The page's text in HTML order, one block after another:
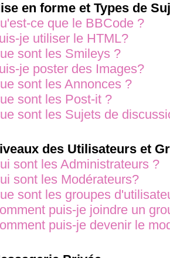
en forme et Types de
ce que le BBCode ?
je utiliser le HTML?
sont les Smileys ?
je poster des Images?
sont les Annonces ?
sont les Post-it ?
sont les Sujets de
des Utilisateurs et
sont les Administrateurs ?
sont les Modérateurs?
sont les groupes
puis-je joindre un
puis-je devenir le